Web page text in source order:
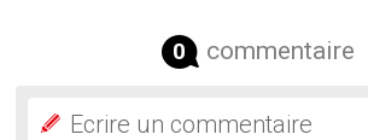
0 commentaire
Ecrire un commentaire